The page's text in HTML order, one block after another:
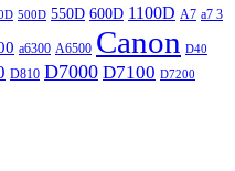
500D 550D 600D 1100D A7 a7 3
a6300 A6500 Canon D40
D810 D7000 D7100 D7200